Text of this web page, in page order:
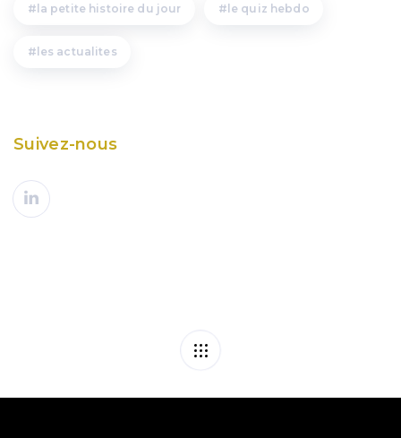
la petite histoire du jour le quiz hebdo
les actualites
Suivez-nous